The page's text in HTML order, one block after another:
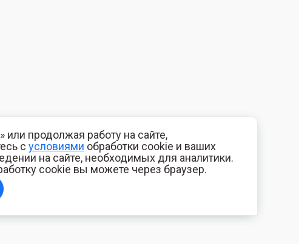
продолжая работу на сайте,
с условиями обработки cookie и ваших
на сайте, необходимых для аналитики.
cookie вы можете через браузер.